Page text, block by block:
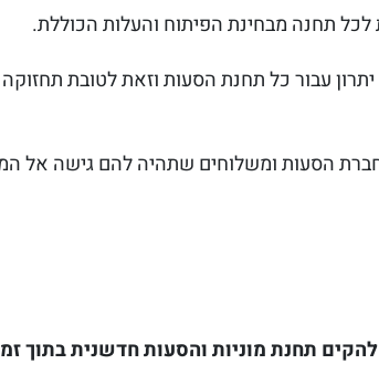
תחנה מבחינת הפיתוח והעלות הכוללת.
עבור כל תחנת הסעות וזאת לטובת
הסעות ומשלוחים שתהיה להם גישה אל
תחנת מוניות והסעות חדשנית בתוך